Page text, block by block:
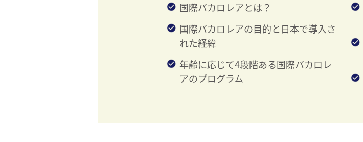
国際バカロレアとは？
国際バカロレアの目的と日本で導入さ
れた経緯
年齢に応じて4段階ある国際バカロレ
アのプログラム